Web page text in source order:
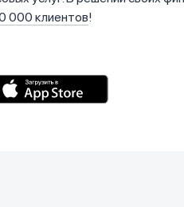
000 клиентов!